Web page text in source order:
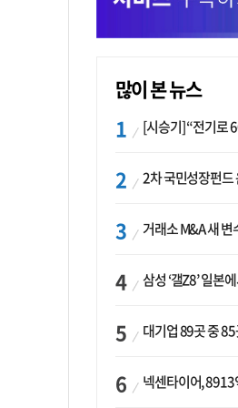
많이 본 뉴스
[시승기] “전기로 60km, 밟으면 462마
2차 국민성장펀드 운용 경쟁에 33개사 몰렸
거래소 M&A 새 변수 된 ‘대주주 심사’…
삼성 ‘갤Z8’ 일본에서도 물량 동났다…애플
대기업 89곳 중 85곳, 오너家 등기임원 겸직
넥센타이어, 8913억 벌고도 순이익